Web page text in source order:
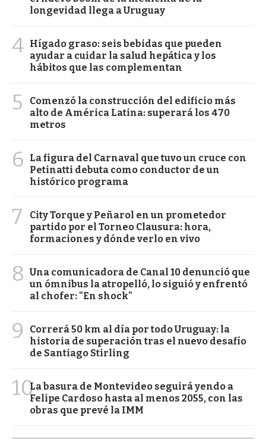
longevidad llega a Uruguay
4 Hígado graso: seis bebidas que pueden
ayudar a cuidar la salud hepática y los
hábitos que las complementan
5
Comenzó la construcción del edificio más
alto de América Latina: superará los 470
metros
6
La figura del Carnaval que tuvo un cruce con
Petinatti debuta como conductor de un
histórico programa
7
City Torque y Peñarol en un prometedor
partido por el Torneo Clausura: hora,
formaciones y dónde verlo en vivo
8 Una comunicadora de Canal 10 denunció que
un ómnibus la atropelló, lo siguió y enfrentó
al chofer: "En shock"
9
Correrá 50 km al día por todo Uruguay: la
historia de superación tras el nuevo desafío
de Santiago Stirling
10La basura de Montevideo seguirá yendo a
Felipe Cardoso hasta al menos 2055, con las
obras que prevé la IMM